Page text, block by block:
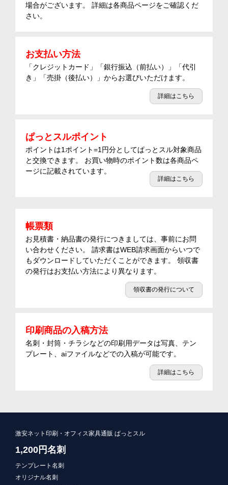
場合がございます。 詳細は各商品ページをご確認くだ
さい。
お支払い方法
「クレジットカード」「銀行振込（前払い）」「代引
き」「売掛（後払い）」からお選びいただけます。
詳細はこちら
ぱっとスルポイント
ポイントは1ポイント=1円分としてぱっとスル対象商品
と交換できます。 お買い物時のポイント数は各商品ペ
ージに記載されています。
詳細はこちら
帳票類
お見積書・納品書の発行につきましては、事前にお問
い合わせください。 請求書はWEB請求画面からいつで
もダウンロードしていただくことができます。 領収書
の発行はお支払い方法により異なります。
領収書の発行について
印刷商品の入稿方法
名刺・封筒・チラシなどの印刷用データは写真、テン
プレート、aiファイルなどでの入稿が可能です。
詳細はこちら
激安ネット印刷・オフィス家具通販 ぱっとスル
1,200円名刺
テンプレート名刺
オリジナル名刺